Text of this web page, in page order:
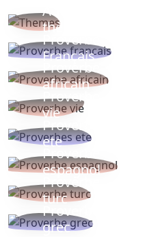
Autres
thèmes
Proverbe
Français
Proverbe
africain
Proverbe
vie
Proverbes
ete
Proverbe
espagnol
Proverbe
turc
Proverbe
grec